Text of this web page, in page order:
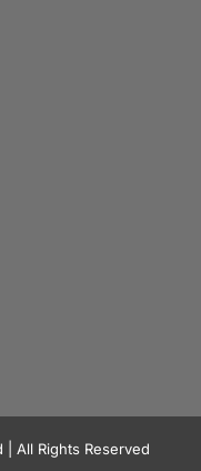
All Rights Reserved